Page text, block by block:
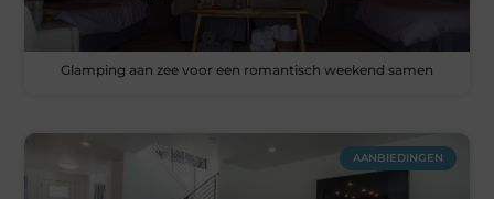
Glamping aan zee voor een romantisch weekend samen
AANBIEDINGEN